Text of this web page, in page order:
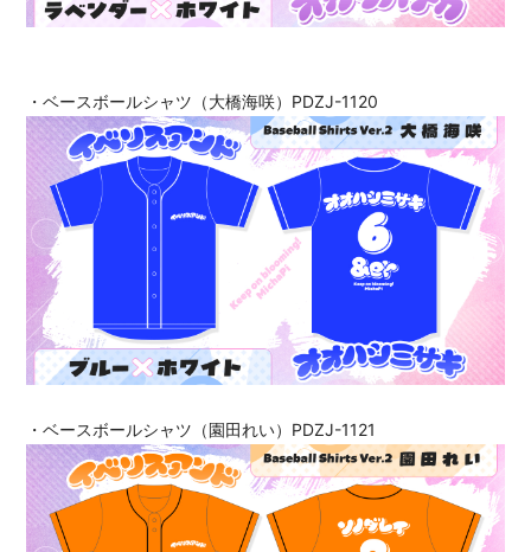
・ベースボールシャツ（大橋海咲）PDZJ-1120
・ベースボールシャツ（園田れい）PDZJ-1121